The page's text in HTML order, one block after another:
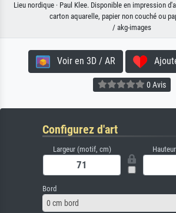
Lieu nordique · Paul Klee. Disponible en impression
carton aquarelle, papier non couché ou
/ akg-images
Voir en 3D / AR
0 Avis
Configurez d'art
Largeur (motif, cm)
Bord
0 cm bord